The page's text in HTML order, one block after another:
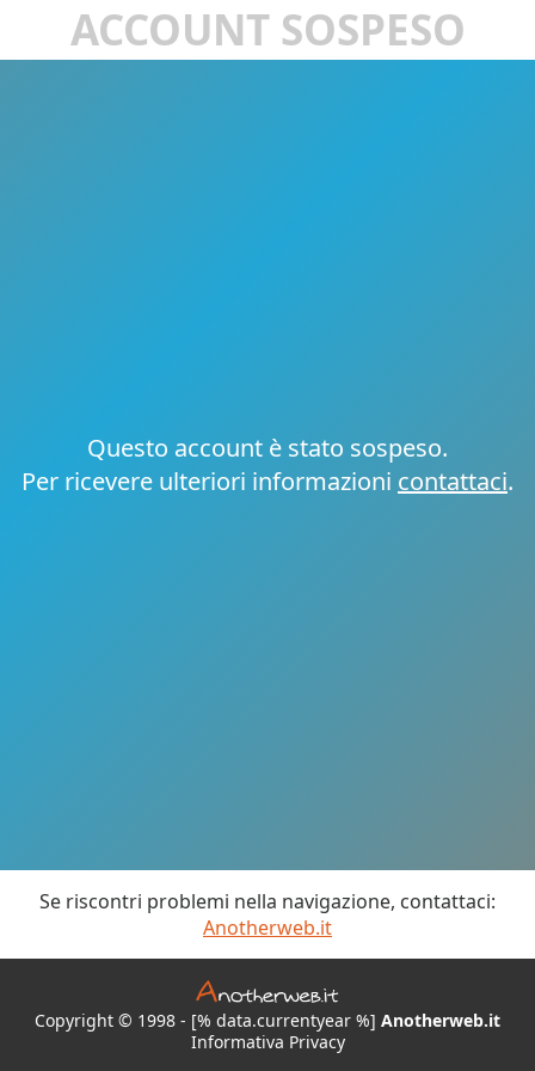
ACCOUNT SOSPESO
Questo account è stato sospeso.
Per ricevere ulteriori informazioni contattaci.
Se riscontri problemi nella navigazione, contattaci:
Anotherweb.it
Copyright © 1998 - [% data.currentyear %] Anotherweb.it
Informativa Privacy